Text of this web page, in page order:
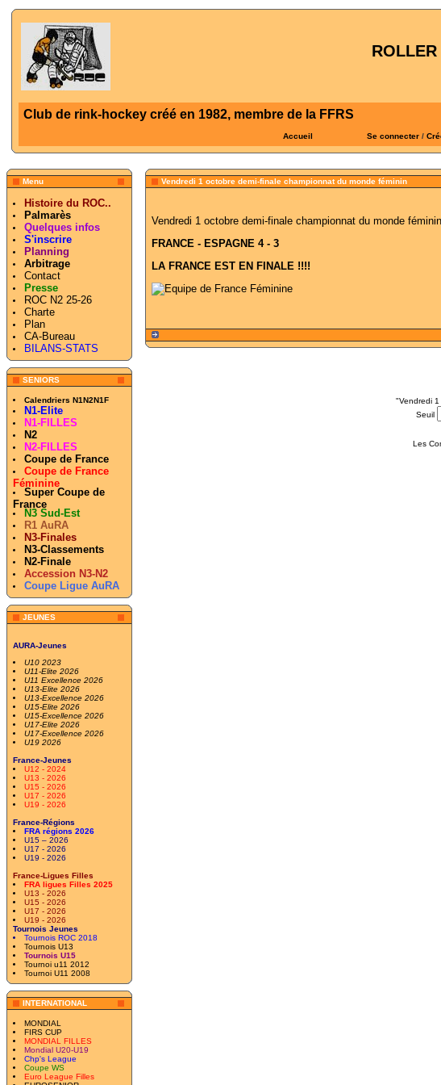
Club de rink-hockey créé en 1982, membre de la FFRS
Accueil Se connecter/
Menu
Histoire du ROC..
Palmarès
Quelques infos
S'inscrire
Planning
Arbitrage
Contact
Presse
ROC N2 25-26
Charte
Plan
CA-Bureau
BILANS-STATS
SENIORS
Calendriers N1N2N1F
N1-Elite
N1-FILLES
N2
N2-FILLES
Coupe de France
Coupe de France
Féminine
Super Coupe de
France
N3 Sud-Est
R1 AuRA
N3-Finales
N3-Classements
N2-Finale
Accession N3-N2
Coupe Ligue AuRA
JEUNES
AURA-Jeunes
U10 2023
U11-Elite 2026
U11 Excellence 2026
U13-Elite 2026
U13-Excellence 2026
U15-Elite 2026
U15-Excellence 2026
U17-Elite 2026
U17-Excellence 2026
U19 2026
France-Jeunes
U12 - 2024
U13 - 2026
U15 - 2026
U17 - 2026
U19 - 2026
France-Régions
FRA régions 2026
U15 – 2026
U17 - 2026
U19 - 2026
France-Ligues Filles
FRA ligues Filles 2025
U13 - 2026
U15 - 2026
U17 - 2026
U19 - 2026
Tournois Jeunes
Tournois ROC 2018
Tournois U13
Tournois U15
Tournoi u11 2012
Tournoi U11 2008
INTERNATIONAL
MONDIAL
FIRS CUP
MONDIAL FILLES
Mondial U20-U19
Chp's League
Coupe WS
Euro League Filles
Vendredi 1 octobre demi-finale championnat du monde féminin
Vendredi 1 octobre demi-finale championnat du monde féminin
FRANCE - ESPAGNE 4 - 3
LA FRANCE EST EN FINALE !!!!
"Vendredi
Seuil
Les